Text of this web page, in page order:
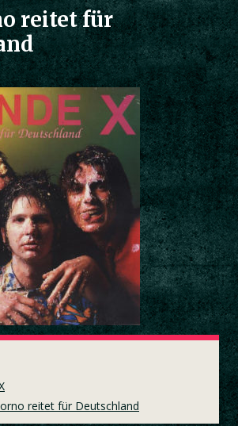
reitet für
reitet für Deutschland